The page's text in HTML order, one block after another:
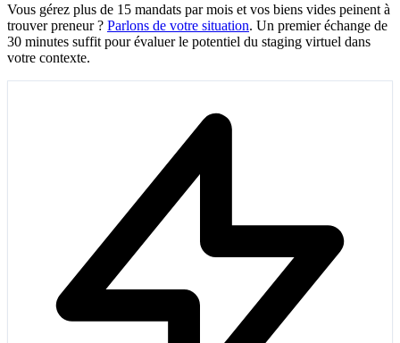
Vous gérez plus de 15 mandats par mois et vos biens vides peinent à
trouver preneur ? Parlons de votre situation. Un premier échange de
30 minutes suffit pour évaluer le potentiel du staging virtuel dans
votre contexte.